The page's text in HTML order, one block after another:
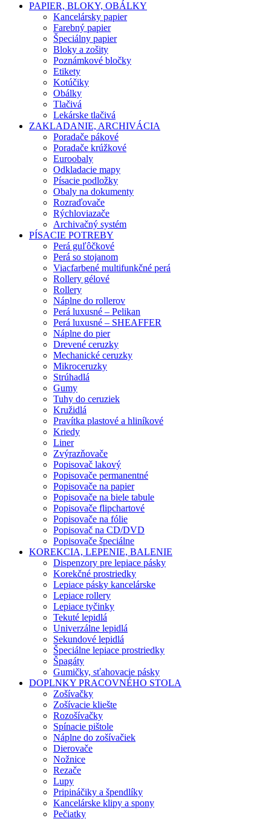
PAPIER, BLOKY, OBÁLKY
Kancelársky papier
Farebný papier
Špeciálny papier
Bloky a zošity
Poznámkové bločky
Etikety
Kotúčiky
Obálky
Tlačivá
Lekárske tlačivá
ZAKLADANIE, ARCHIVÁCIA
Poradače pákové
Poradače krúžkové
Euroobaly
Odkladacie mapy
Písacie podložky
Obaly na dokumenty
Rozraďovače
Rýchloviazače
Archivačný systém
PÍSACIE POTREBY
Perá guľôčkové
Perá so stojanom
Viacfarbené multifunkčné perá
Rollery gélové
Rollery
Náplne do rollerov
Perá luxusné – Pelikan
Perá luxusné – SHEAFFER
Náplne do pier
Drevené ceruzky
Mechanické ceruzky
Mikroceruzky
Strúhadlá
Gumy
Tuhy do ceruziek
Kružidlá
Pravítka plastové a hliníkové
Kriedy
Liner
Zvýrazňovače
Popisovač lakový
Popisovače permanentné
Popisovače na papier
Popisovače na biele tabule
Popisovače flipchartové
Popisovače na fólie
Popisovač na CD/DVD
Popisovače špeciálne
KOREKCIA, LEPENIE, BALENIE
Dispenzory pre lepiace pásky
Korekčné prostriedky
Lepiace pásky kancelárske
Lepiace rollery
Lepiace tyčinky
Tekuté lepidlá
Univerzálne lepidlá
Sekundové lepidlá
Špeciálne lepiace prostriedky
Špagáty
Gumičky, sťahovacie pásky
DOPLNKY PRACOVNÉHO STOLA
Zošívačky
Zošívacie kliešte
Rozošívačky
Spínacie pištole
Náplne do zošívačiek
Dierovače
Nožnice
Rezače
Lupy
Pripináčiky a špendlíky
Kancelárske klipy a spony
Pečiatky